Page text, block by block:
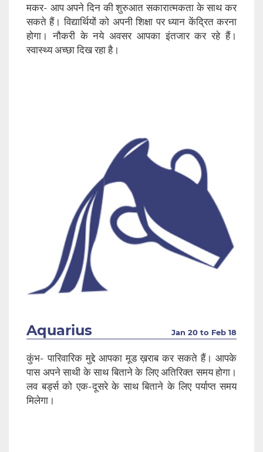
मकर- आप अपने दिन की शुरुआत सकारात्मकता के साथ कर
सकते हैं। विद्यार्थियों को अपनी शिक्षा पर ध्यान केंद्रित करना
होगा। नौकरी के नये अवसर आपका इंतजार कर रहे हैं।
स्वास्थ्य अच्छा दिख रहा है।
Aquarius Jan 20 to Feb 18
कुंभ- पारिवारिक मुद्दे आपका मूड ख़राब कर सकते हैं। आपके
पास अपने साथी के साथ बिताने के लिए अतिरिक्त समय होगा।
लव बर्ड्स को एक-दूसरे के साथ बिताने के लिए पर्याप्त समय
मिलेगा।